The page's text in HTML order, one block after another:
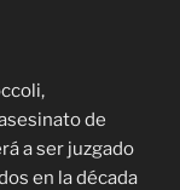
de
a ser juzgado
en la década